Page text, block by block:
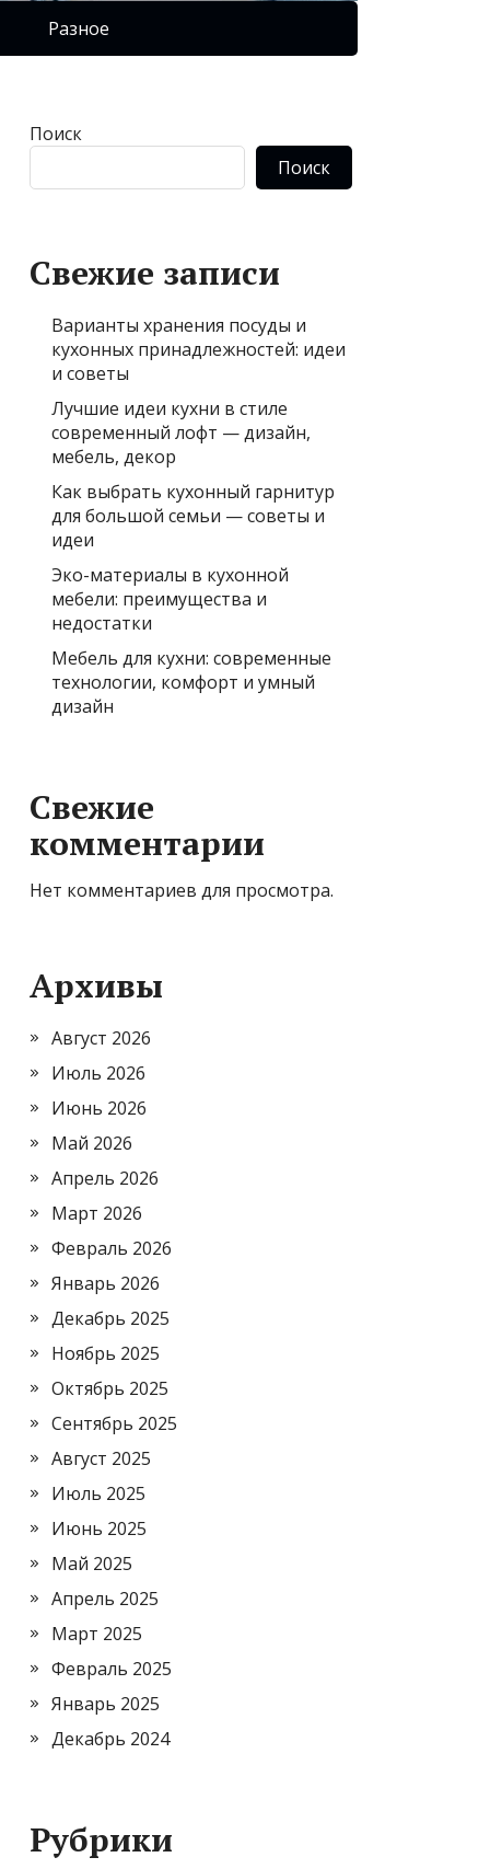
Разное
Поиск
Поиск
Свежие записи
Варианты хранения посуды и
кухонных принадлежностей: идеи
и советы
Лучшие идеи кухни в стиле
современный лофт — дизайн,
мебель, декор
Как выбрать кухонный гарнитур
для большой семьи — советы и
идеи
Эко-материалы в кухонной
мебели: преимущества и
недостатки
Мебель для кухни: современные
технологии, комфорт и умный
дизайн
Свежие
комментарии
Нет комментариев для просмотра.
Архивы
Август 2026
Июль 2026
Июнь 2026
Май 2026
Апрель 2026
Март 2026
Февраль 2026
Январь 2026
Декабрь 2025
Ноябрь 2025
Октябрь 2025
Сентябрь 2025
Август 2025
Июль 2025
Июнь 2025
Май 2025
Апрель 2025
Март 2025
Февраль 2025
Январь 2025
Декабрь 2024
Рубрики